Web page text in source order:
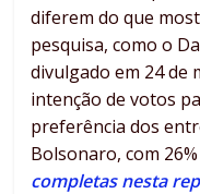
diferem do que
pesquisa, como o
divulgado em 24 de
intenção de votos
preferência dos
Bolsonaro, com
completas nesta